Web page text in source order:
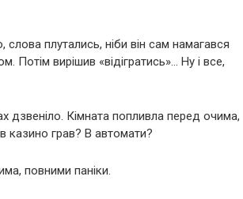
плутались, ніби він сам намагався
Потім вирішив «відігратись»… Ну і все,
дзвеніло. Кімната попливла перед очима,
казино грав? В автомати?
повними паніки.